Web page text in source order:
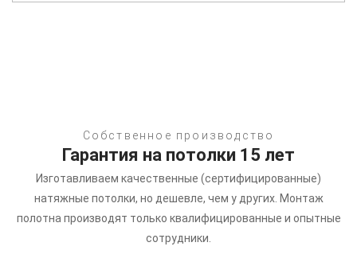
Собственное производство
Гарантия на потолки 15 лет
Изготавливаем качественные (сертифицированные)
натяжные потолки, но дешевле, чем у других. Монтаж
полотна производят только квалифицированные и опытные
сотрудники.